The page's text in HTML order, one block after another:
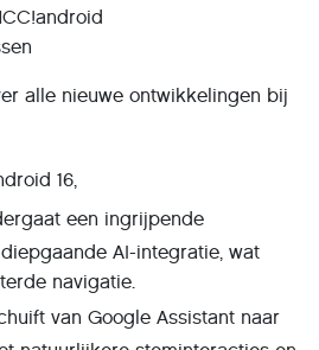
alle nieuwe ontwikkelingen bij
16,
een ingrijpende
AI-integratie, wat
navigatie.
van Google Assistant naar